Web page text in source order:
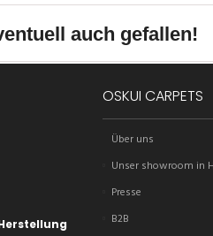
auch gefallen!
OSKUI CARPETS
Über uns
Unser showroom in
Presse
B2B